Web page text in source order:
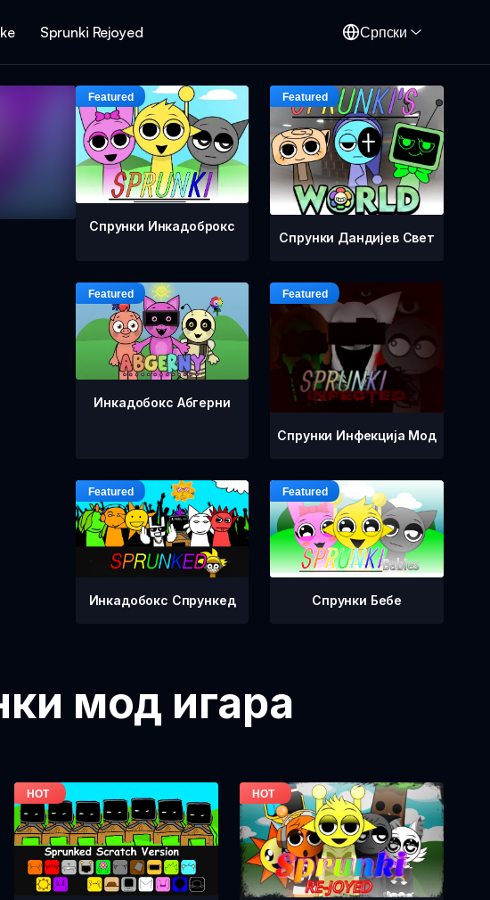
Sprunki Rejoyed Српски
Спрунки Инкадоброкс
Спрунки Дандијев Свет
Инкадобокс Абгерни
Спрунки Инфекција Мод
Инкадобокс Спрункед Спрунки Бебе
мод игара